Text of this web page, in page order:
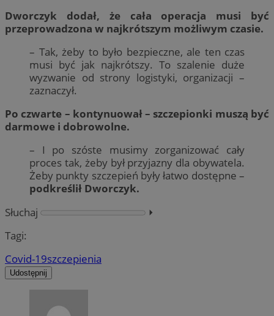
Dworczyk dodał, że cała operacja musi być
przeprowadzona w najkrótszym możliwym czasie.
– Tak, żeby to było bezpieczne, ale ten czas
musi być jak najkrótszy. To szalenie duże
wyzwanie od strony logistyki, organizacji –
zaznaczył.
Po czwarte – kontynuował – szczepionki muszą być
darmowe i dobrowolne.
– I po szóste musimy zorganizować cały
proces tak, żeby był przyjazny dla obywatela.
Żeby punkty szczepień były łatwo dostępne –
podkreślił Dworczyk.
Słuchaj
⏵︎
Tagi:
Covid-19szczepienia
Udostępnij